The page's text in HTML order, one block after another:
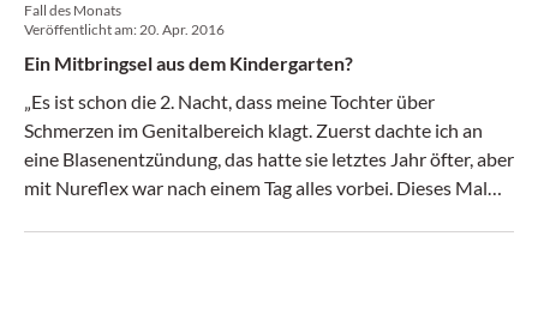
Fall des Monats
Veröffentlicht am:20. Apr. 2016
Ein Mitbringsel aus dem Kindergarten?
„Es ist schon die 2. Nacht, dass meine Tochter über
Schmerzen im Genitalbereich klagt. Zuerst dachte ich an
eine Blasenentzündung, das hatte sie letztes Jahr öfter, aber
mit Nureflex war nach einem Tag alles vorbei. Dieses Mal